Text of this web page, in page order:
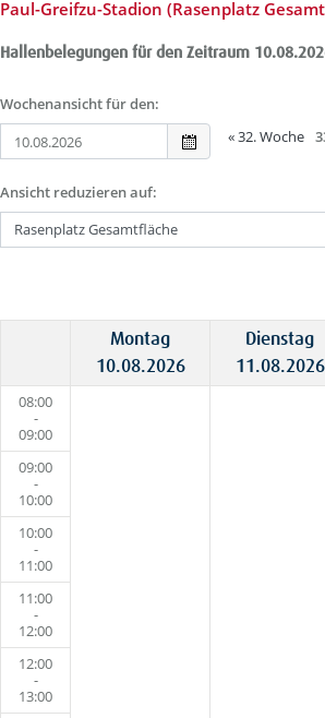
Paul-Greifzu-Stadion (Rasenplatz
Hallenbelegungen für den Zeitraum
Wochenansicht für den:
«32. Woche
Ansicht reduzieren auf:
08:00
-
09:00
09:00
-
10:00
10:00
-
11:00
11:00
-
12:00
12:00
-
13:00
Montag
10.08.2026
Dienstag
11.08.2026